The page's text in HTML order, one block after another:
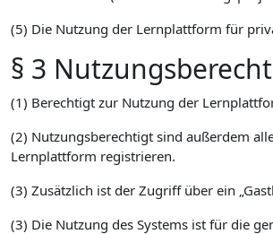
(5) Die Nutzung der Lernplattform für
§ 3
(1) Berechtigt zur Nutzung der
(2) Nutzungsberechtigt sind außerdem
Lernplattform registrieren.
(3) Zusätzlich ist der Zugriff über ein
(3) Die Nutzung des Systems ist für die